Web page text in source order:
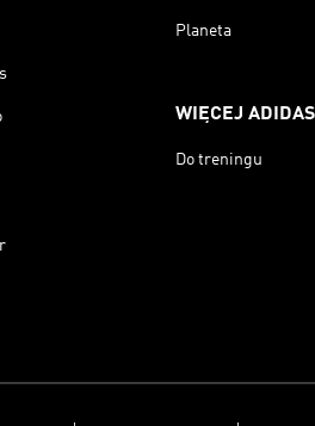
Planeta
WIĘCEJ ADIDAS
Do treningu